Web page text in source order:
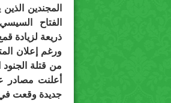
المجندين
الفتاح
ذريعة لزيادة
ورغم إعلان
من قتلة
جديدة وقعت